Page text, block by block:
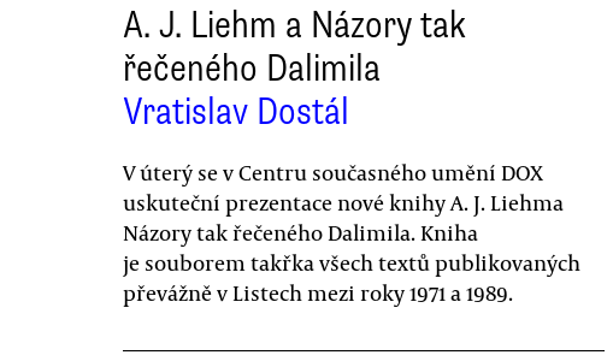
A. J. Liehm a Názory tak
řečeného Dalimila
Vratislav Dostál
V úterý se v Centru současného umění DOX
uskuteční prezentace nové knihy A. J. Liehma
Názory tak řečeného Dalimila. Kniha
je souborem takřka všech textů publikovaných
převážně v Listech mezi roky 1971 a 1989.